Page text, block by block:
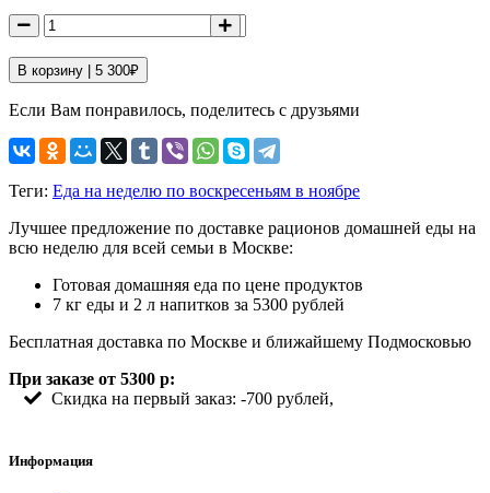
В корзину | 5 300₽
Если Вам понравилось, поделитесь с друзьями
Теги: Еда на неделю по воскресеньям в ноябре
Лучшее предложение по доставке рационов домашней еды на
всю неделю для всей семьи в Москве:
Готовая домашняя еда по цене продуктов
7 кг еды и 2 л напитков за 5300 рублей
Бесплатная доставка по Москве и ближайшему Подмосковью
При заказе от 5300 р:
Скидка на первый заказ: -700 рублей,
Информация